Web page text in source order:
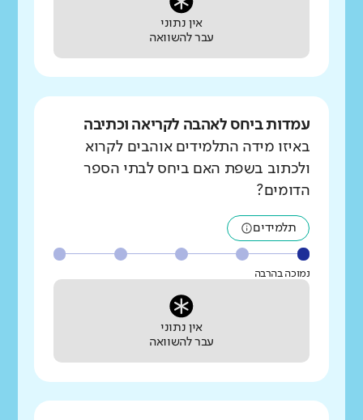
אין נתוני
עבר להשוואה
עמדות ביחס לאהבה לקריאה וכתיבה
באיזו מידה התלמידים אוהבים לקרוא
ולכתוב בשפת האם ביחס לבתי הספר
הדומים?
תלמידים
נמוכה בהרבה
אין נתוני
עבר להשוואה